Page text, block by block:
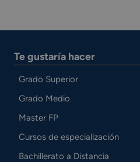
Te gustaría hacer
Grado Superior
Grado Medio
Master FP
Cursos de especialización
Bachillerato a Distancia